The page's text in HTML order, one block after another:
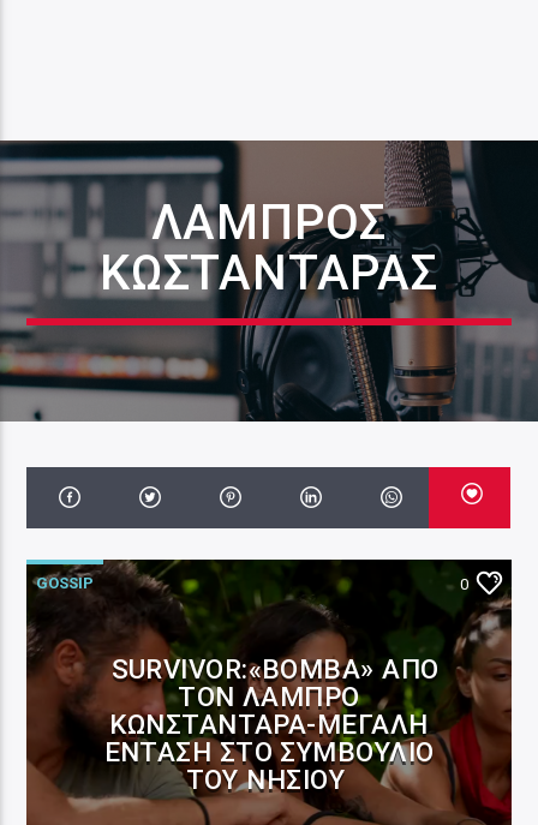
ΛΆΜΠΡΟΣ
ΚΩΣΤΑΝΤΆΡΑΣ
GOSSIP 0
SURVIVOR:«ΒΌΜΒΑ» ΑΠΌ
ΤΟΝ ΛΆΜΠΡΟ
ΚΩΝΣΤΑΝΤΆΡΑ-ΜΕΓΆΛΗ
ΈΝΤΑΣΗ ΣΤΟ ΣΥΜΒΟΎΛΙΟ
ΤΟΥ ΝΗΣΙΟΎ